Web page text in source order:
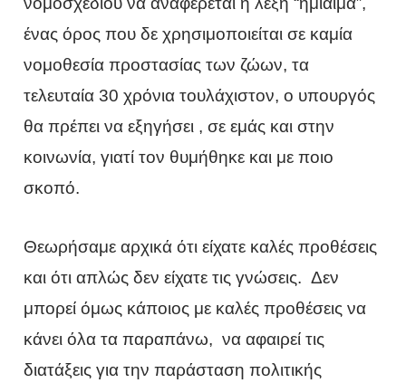
ένας όρος που δε χρησιμοποιείται σε καμία
νομοθεσία προστασίας των ζώων, τα
τελευταία 30 χρόνια τουλάχιστον, ο υπουργός
θα πρέπει να εξηγήσει , σε εμάς και στην
κοινωνία, γιατί τον θυμήθηκε και με ποιο
σκοπό.
Θεωρήσαμε αρχικά ότι είχατε καλές προθέσεις
και ότι απλώς δεν είχατε τις γνώσεις. Δεν
μπορεί όμως κάποιος με καλές προθέσεις να
κάνει όλα τα παραπάνω, να αφαιρεί τις
διατάξεις για την παράσταση πολιτικής